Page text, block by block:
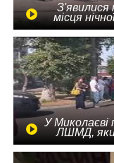
З'явилися
місця
У Миколаєві
ЛШМД,